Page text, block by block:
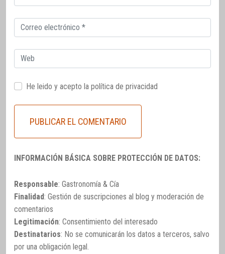
electrónico
Correo
electrónico
Web
He leido y acepto la política de privacidad
INFORMACIÓN BÁSICA SOBRE PROTECCIÓN DE DATOS:
Responsable: Gastronomía & Cía
Finalidad: Gestión de suscripciones al blog y moderación de
comentarios
Legitimación: Consentimiento del interesado
Destinatarios: No se comunicarán los datos a terceros, salvo
por una obligación legal.